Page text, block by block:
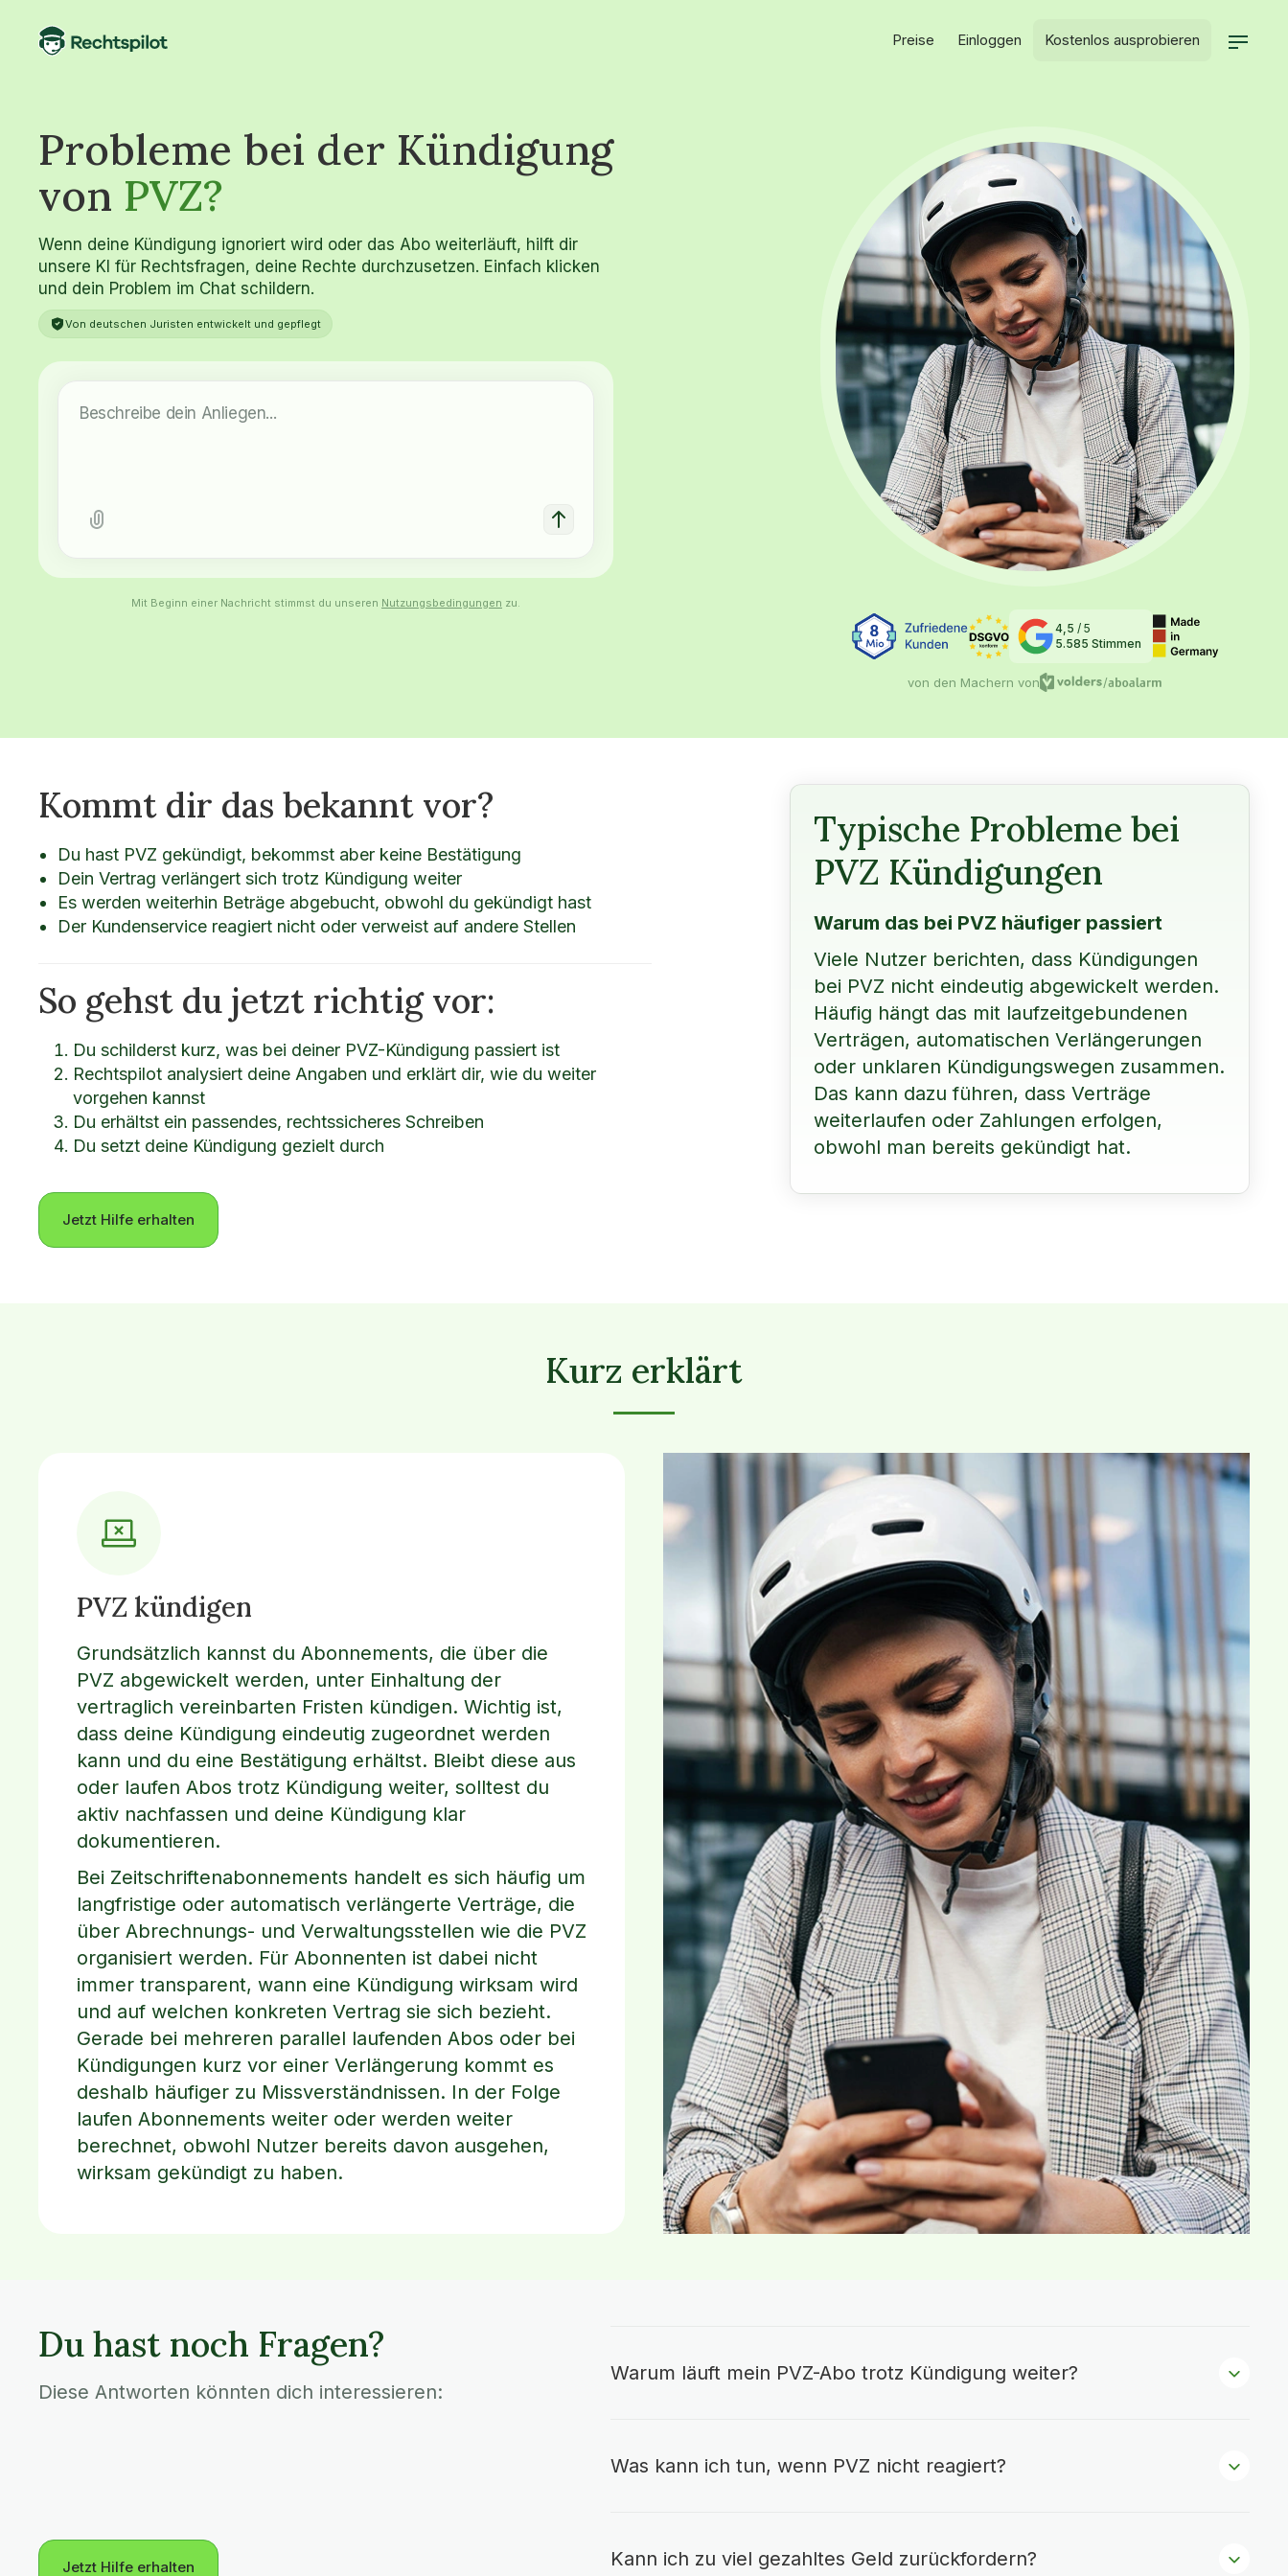
Preise Einloggen Kostenlos ausprobieren
Probleme bei der Kündigung
von PVZ?
Wenn deine Kündigung ignoriert wird oder das Abo weiterläuft, hilft dir
unsere KI für Rechtsfragen, deine Rechte durchzusetzen. Einfach klicken
und dein Problem im Chat schildern.
Von deutschen Juristen entwickelt und gepflegt
Mit Beginn einer Nachricht stimmst du unseren Nutzungsbedingungen zu.
4,5 / 5
5.585 Stimmen
von den Machern von /
Kommt dir das bekannt vor?
Du hast PVZ gekündigt, bekommst aber keine Bestätigung
Dein Vertrag verlängert sich trotz Kündigung weiter
Es werden weiterhin Beträge abgebucht, obwohl du gekündigt hast
Der Kundenservice reagiert nicht oder verweist auf andere Stellen
So gehst du jetzt richtig vor:
Du schilderst kurz, was bei deiner PVZ-Kündigung passiert ist
Rechtspilot analysiert deine Angaben und erklärt dir, wie du weiter
vorgehen kannst
Du erhältst ein passendes, rechtssicheres Schreiben
Du setzt deine Kündigung gezielt durch
Jetzt Hilfe erhalten
Typische Probleme bei
PVZ Kündigungen
Warum das bei PVZ häufiger passiert
Viele Nutzer berichten, dass Kündigungen
bei PVZ nicht eindeutig abgewickelt werden.
Häufig hängt das mit laufzeitgebundenen
Verträgen, automatischen Verlängerungen
oder unklaren Kündigungswegen zusammen.
Das kann dazu führen, dass Verträge
weiterlaufen oder Zahlungen erfolgen,
obwohl man bereits gekündigt hat.
Kurz erklärt
PVZ kündigen
Grundsätzlich kannst du Abonnements, die über die
PVZ abgewickelt werden, unter Einhaltung der
vertraglich vereinbarten Fristen kündigen. Wichtig ist,
dass deine Kündigung eindeutig zugeordnet werden
kann und du eine Bestätigung erhältst. Bleibt diese aus
oder laufen Abos trotz Kündigung weiter, solltest du
aktiv nachfassen und deine Kündigung klar
dokumentieren.
Bei Zeitschriftenabonnements handelt es sich häufig um
langfristige oder automatisch verlängerte Verträge, die
über Abrechnungs- und Verwaltungsstellen wie die PVZ
organisiert werden. Für Abonnenten ist dabei nicht
immer transparent, wann eine Kündigung wirksam wird
und auf welchen konkreten Vertrag sie sich bezieht.
Gerade bei mehreren parallel laufenden Abos oder bei
Kündigungen kurz vor einer Verlängerung kommt es
deshalb häufiger zu Missverständnissen. In der Folge
laufen Abonnements weiter oder werden weiter
berechnet, obwohl Nutzer bereits davon ausgehen,
wirksam gekündigt zu haben.
Du hast noch Fragen?
Diese Antworten könnten dich interessieren:
Jetzt Hilfe erhalten
Warum läuft mein PVZ-Abo trotz Kündigung weiter?
Was kann ich tun, wenn PVZ nicht reagiert?
Kann ich zu viel gezahltes Geld zurückfordern?